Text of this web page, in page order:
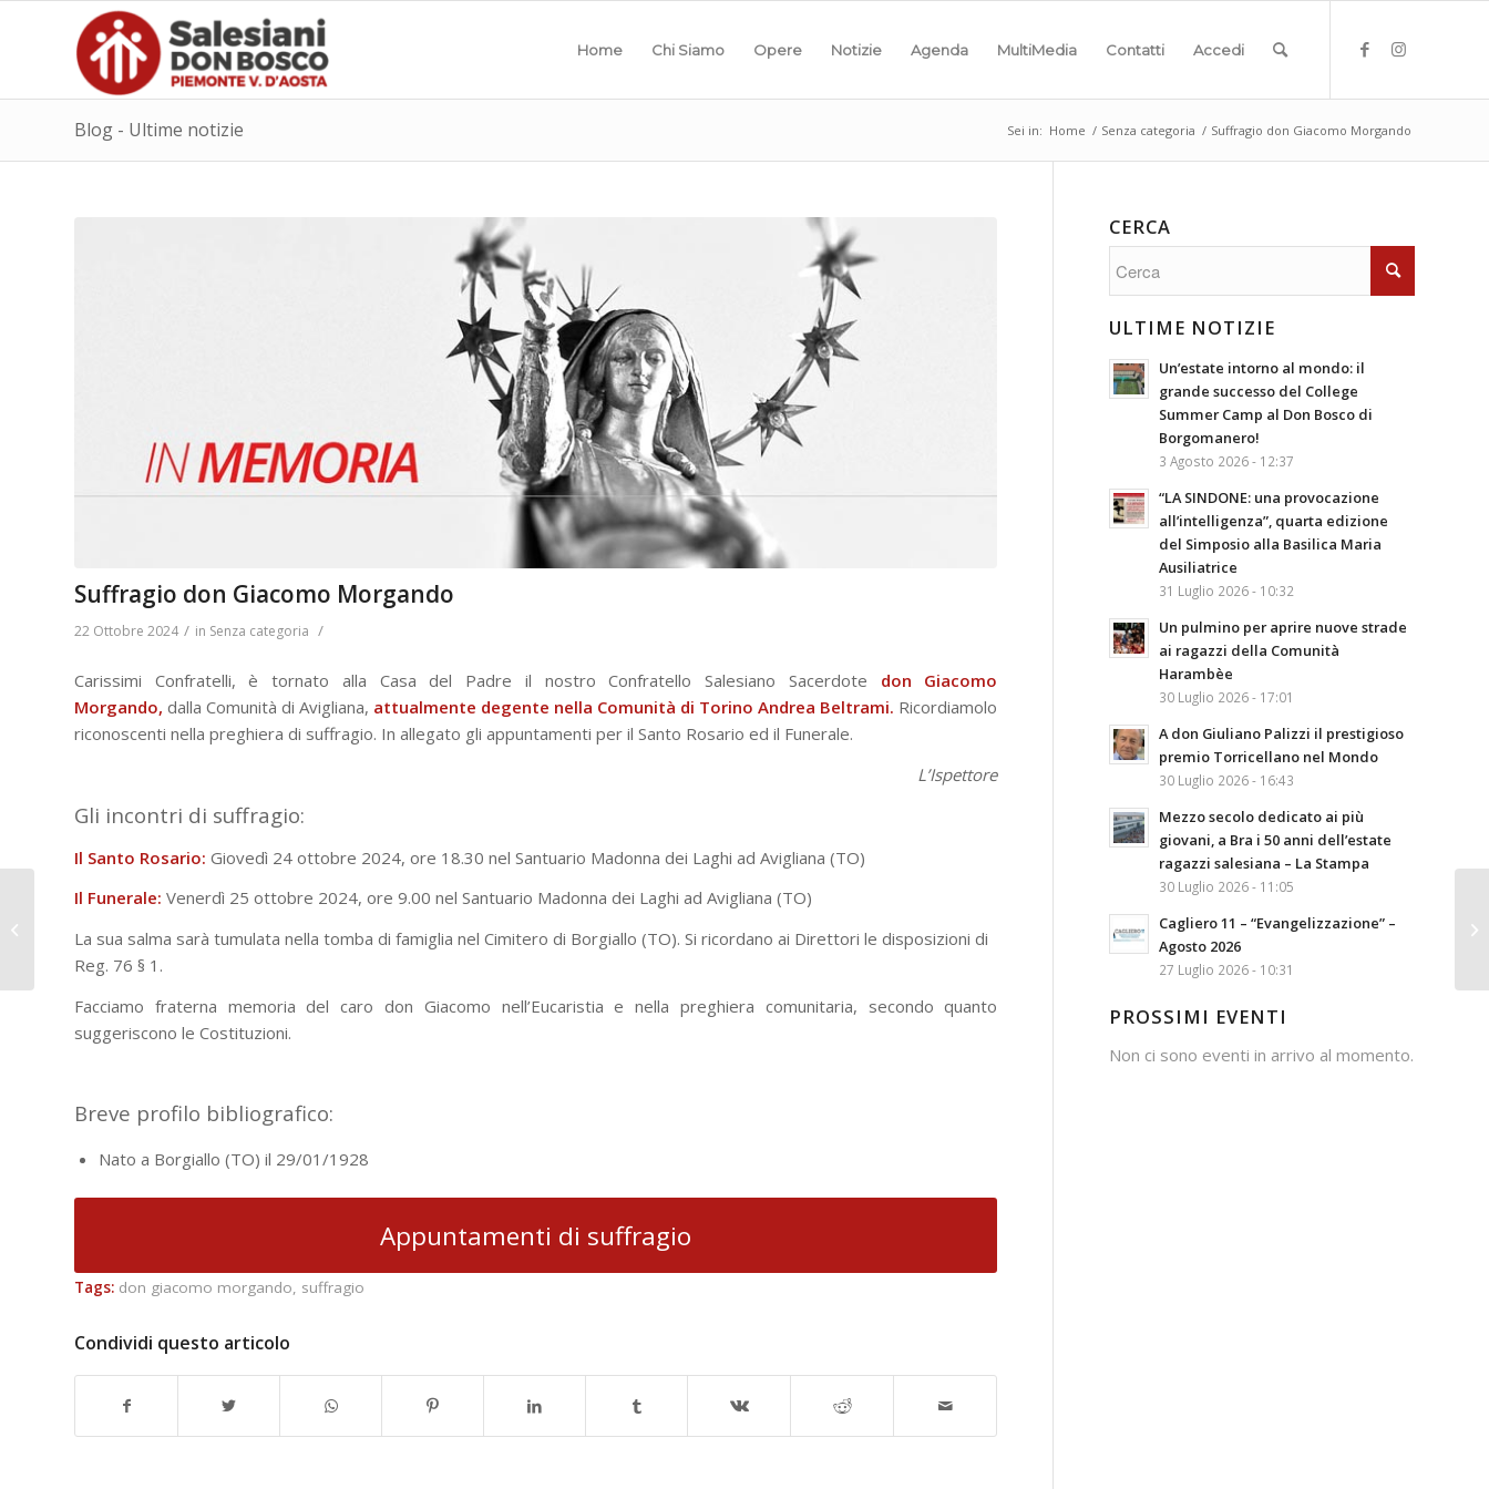
Home Chi Siamo Opere Notizie Agenda MultiMedia Contatti Accedi
Blog - Ultime notizie Sei in: Home / Senza categoria / Suffragio don Giacomo Morgando
Suffragio don Giacomo Morgando
22 Ottobre 2024 / in Senza categoria /
Carissimi Confratelli, è tornato alla Casa del Padre il nostro Confratello Salesiano Sacerdote don Giacomo
Morgando,dalla Comunità di Avigliana, attualmente degente nella Comunità di Torino Andrea Beltrami. Ricordiamolo
riconoscenti nella preghiera di suffragio. In allegato gli appuntamenti per il Santo Rosario ed il Funerale.
L’Ispettore
Gli incontri di suffragio:
Il Santo Rosario: Giovedì 24 ottobre 2024, ore 18.30 nel Santuario Madonna dei Laghi ad Avigliana (TO)
Il Funerale: Venerdì 25 ottobre 2024, ore 9.00 nel Santuario Madonna dei Laghi ad Avigliana (TO)
La sua salma sarà tumulata nella tomba di famiglia nel Cimitero di Borgiallo (TO). Si ricordano ai Direttori le disposizioni di
Reg. 76 § 1.
Facciamo fraterna memoria del caro don Giacomo nell’Eucaristia e nella preghiera comunitaria, secondo quanto
suggeriscono le Costituzioni.
Breve profilo bibliografico:
Nato a Borgiallo (TO) il 29/01/1928
Appuntamenti di suffragio
Tags: don giacomo morgando suffragio
Condividi questo articolo
CERCA
ULTIME NOTIZIE
Un’estate intorno al mondo: il
grande successo del College
Summer Camp al Don Bosco di
Borgomanero!
3 Agosto 2026 - 12:37
“LA SINDONE: una provocazione
all’intelligenza”, quarta edizione
del Simposio alla Basilica Maria
Ausiliatrice
31 Luglio 2026 - 10:32
Un pulmino per aprire nuove strade
ai ragazzi della Comunità
Harambèe
30 Luglio 2026 - 17:01
A don Giuliano Palizzi il prestigioso
premio Torricellano nel Mondo
30 Luglio 2026 - 16:43
Mezzo secolo dedicato ai più
giovani, a Bra i 50 anni dell’estate
ragazzi salesiana – La Stampa
30 Luglio 2026 - 11:05
Cagliero 11 – “Evangelizzazione” –
Agosto 2026
27 Luglio 2026 - 10:31
PROSSIMI EVENTI
Non ci sono eventi in arrivo al momento.
Valsalice: incontro con
inviato di guerra,
giornalista e ...